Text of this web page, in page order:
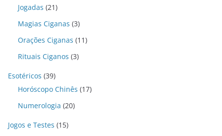
Jogadas (21)
Magias Ciganas (3)
Orações Ciganas (11)
Rituais Ciganos (3)
Esotéricos (39)
Horóscopo Chinês (17)
Numerologia (20)
Jogos e Testes (15)